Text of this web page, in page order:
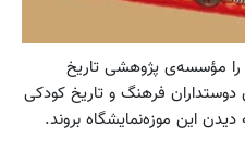
را مؤسسه‌ی پژوهشی تاریخ
فرهنگ و تاریخ کودکی